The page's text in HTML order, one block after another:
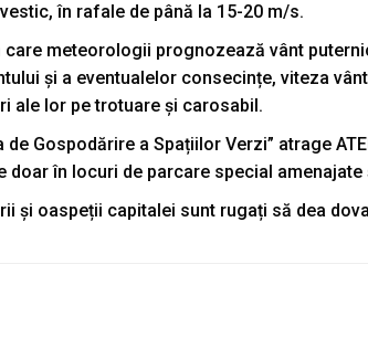
în rafale de până la 15-20 m/s.
care meteorologii prognozează vânt
și a eventualelor consecințe, viteza
ale lor pe trotuare și carosabil.
de Gospodărire a Spațiilor Verzi” atrage
doar în locuri de parcare special
și oaspeții capitalei sunt rugați să dea